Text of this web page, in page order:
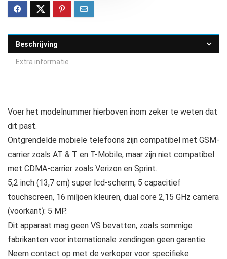
Beschrijving
Extra informatie
Voer het modelnummer hierboven inom zeker te weten dat
dit past.
Ontgrendelde mobiele telefoons zijn compatibel met GSM-
carrier zoals AT & T en T-Mobile, maar zijn niet compatibel
met CDMA-carrier zoals Verizon en Sprint.
5,2 inch (13,7 cm) super lcd-scherm, 5 capacitief
touchscreen, 16 miljoen kleuren, dual core 2,15 GHz camera
(voorkant): 5 MP.
Dit apparaat mag geen VS bevatten, zoals sommige
fabrikanten voor internationale zendingen geen garantie.
Neem contact op met de verkoper voor specifieke